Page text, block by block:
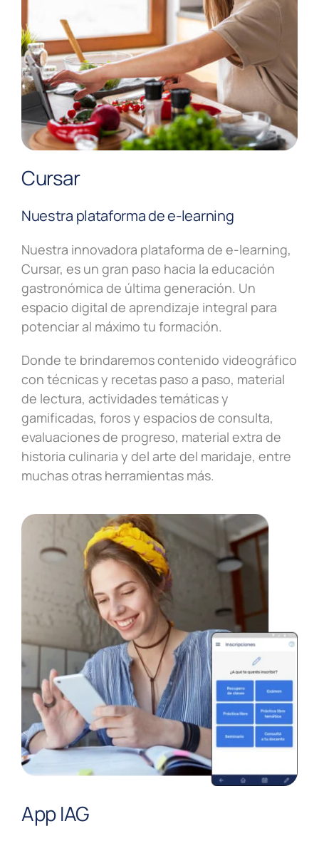
Cursar
Nuestra plataforma de e-learning
Nuestra innovadora plataforma de e-learning,
Cursar, es un gran paso hacia la educación
gastronómica de última generación. Un
espacio digital de aprendizaje integral para
potenciar al máximo tu formación.
Donde te brindaremos contenido videográfico
con técnicas y recetas paso a paso, material
de lectura, actividades temáticas y
gamificadas, foros y espacios de consulta,
evaluaciones de progreso, material extra de
historia culinaria y del arte del maridaje, entre
muchas otras herramientas más.
App IAG